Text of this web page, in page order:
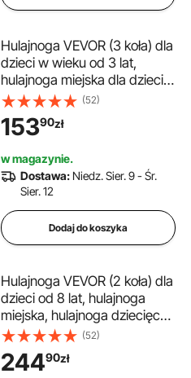
Hulajnoga VEVOR (3 koła) dla
dzieci w wieku od 3 lat,
hulajnoga miejska dla dzieci
ze świecącymi kołami,
regulowaną wysokością
kierownicy, antypoślizgową
ramą, hulajnoga dla dzieci do
75 kg, czarna
(52)
15390zł
w magazynie.
Dostawa: Niedz. Sier. 9 - Śr.
Sier. 12
Dodaj do koszyka
Hulajnoga VEVOR (2 koła) dla
dzieci od 8 lat, hulajnoga
miejska, hulajnoga dziecięca,
hulajnoga uliczna z
regulowaną wysokością
kierownicy, antypoślizgową
(52)
24490zł